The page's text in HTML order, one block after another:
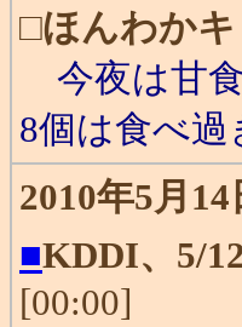
□ほんわか
今夜は甘
8個は食べ
2010年5月14
■KDDI、5/
[00:00]